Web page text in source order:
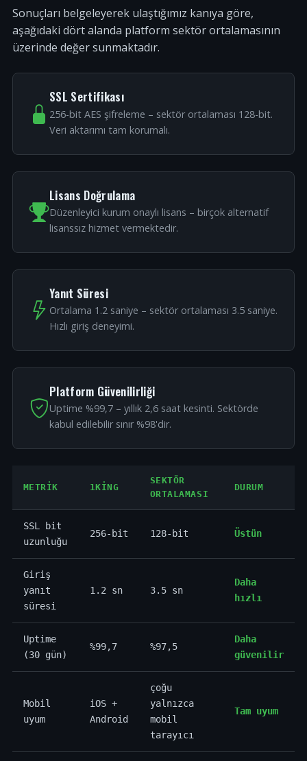
Sonuçları belgeleyerek ulaştığımız kanıya göre,
aşağıdaki dört alanda platform sektör ortalamasının
üzerinde değer sunmaktadır.
SSL Sertifikası
256-bit AES şifreleme – sektör ortalaması 128-bit.
Veri aktarımı tam korumalı.
Lisans Doğrulama
Düzenleyici kurum onaylı lisans – birçok alternatif
lisanssız hizmet vermektedir.
Yanıt Süresi
Ortalama 1.2 saniye – sektör ortalaması 3.5 saniye.
Hızlı giriş deneyimi.
Platform Güvenilirliği
Uptime %99,7 – yıllık 2,6 saat kesinti. Sektörde
kabul edilebilir sınır %98'dir.
METRIK 1KING
SEKTÖR
ORTALAMASI
DURUM
SSL bit
uzunluğu
256-bit 128-bit Üstün
Giriş
yanıt
süresi
1.2 sn 3.5 sn
Daha
hızlı
Uptime
(30 gün)
%99,7 %97,5
Daha
güvenilir
Mobil
uyum
iOS +
Android
çoğu
yalnızca
mobil
tarayıcı
Tam uyum